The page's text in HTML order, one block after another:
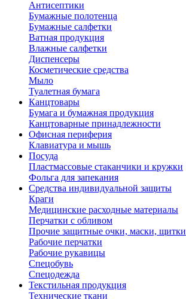
Антисептики
Бумажные полотенца
Бумажные салфетки
Ватная продукция
Влажные салфетки
Диспенсеры
Косметические средства
Мыло
Туалетная бумага
Канцтовары
Бумага и бумажная продукция
Канцтоварные принадлежности
Офисная периферия
Клавиатура и мышь
Посуда
Пластмассовые стаканчики и кружки
Фольга для запекания
Средства индивидуальной защиты
Краги
Медицинские расходные материалы
Перчатки с обливом
Прочие защитные очки, маски, щитки
Рабочие перчатки
Рабочие рукавицы
Спецобувь
Спецодежда
Текстильная продукция
Технические ткани